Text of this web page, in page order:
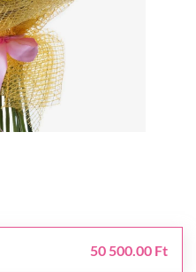
50 500.00 Ft